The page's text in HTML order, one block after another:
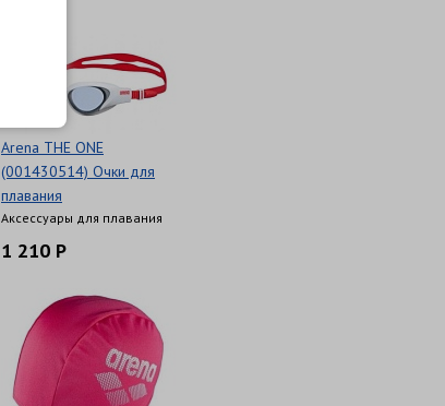
Arena THE ONE
(001430514) Очки для
плавания
Аксессуары для плавания
1 210 Р